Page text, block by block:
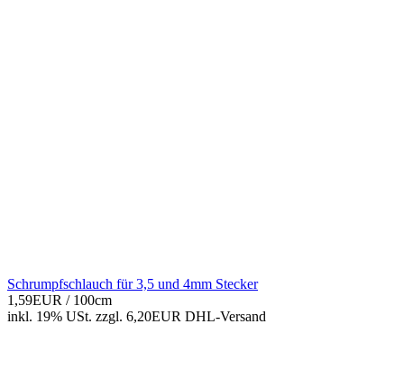
Schrumpfschlauch für 3,5 und 4mm Stecker
1,59EUR / 100cm
inkl. 19% USt. zzgl. 6,20EUR DHL-Versand